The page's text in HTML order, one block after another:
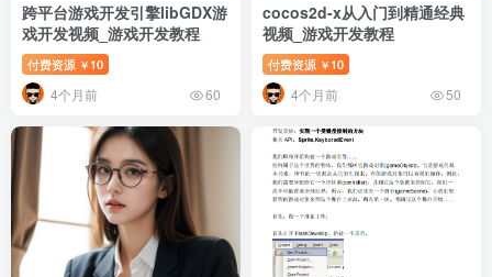
跨平台游戏开发引擎libGDX游
戏开发视频_游戏开发教程
付费资源 ￥ 10
4个月前 60
cocos2d-x从入门到精通经典
视频_游戏开发教程
付费资源 ￥ 10
4个月前 50